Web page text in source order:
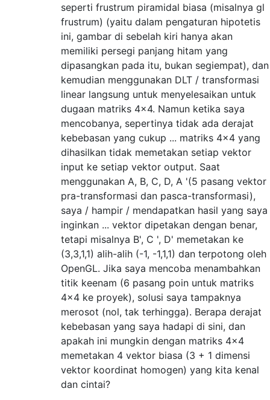
seperti frustrum piramidal biasa (misalnya gl
frustrum) (yaitu dalam pengaturan hipotetis
ini, gambar di sebelah kiri hanya akan
memiliki persegi panjang hitam yang
dipasangkan pada itu, bukan segiempat), dan
kemudian menggunakan DLT / transformasi
linear langsung untuk menyelesaikan untuk
dugaan matriks 4x4. Namun ketika saya
mencobanya, sepertinya tidak ada derajat
kebebasan yang cukup ... matriks 4x4 yang
dihasilkan tidak memetakan setiap vektor
input ke setiap vektor output. Saat
menggunakan A, B, C, D, A '(5 pasang vektor
pra-transformasi dan pasca-transformasi),
saya / hampir / mendapatkan hasil yang saya
inginkan ... vektor dipetakan dengan benar,
tetapi misalnya B', C ', D' memetakan ke
(3,3,1,1) alih-alih (-1, -1,1,1) dan terpotong oleh
OpenGL. Jika saya mencoba menambahkan
titik keenam (6 pasang poin untuk matriks
4x4 ke proyek), solusi saya tampaknya
merosot (nol, tak terhingga). Berapa derajat
kebebasan yang saya hadapi di sini, dan
apakah ini mungkin dengan matriks 4x4
memetakan 4 vektor biasa (3 + 1 dimensi
vektor koordinat homogen) yang kita kenal
dan cintai?